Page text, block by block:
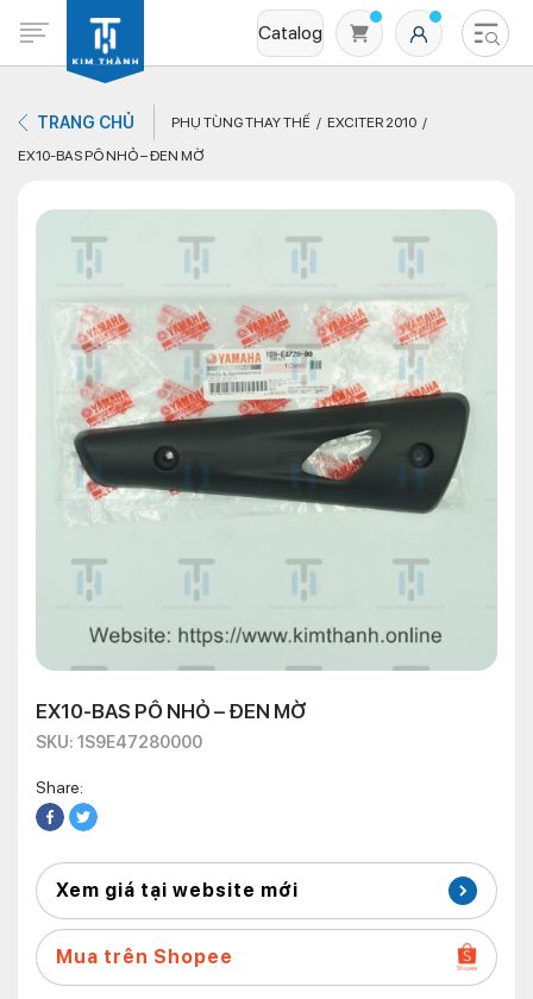
Catalog
Không có sản phẩm nào trong giỏ hàng
TRANG CHỦ PHỤ TÙNG THAY THẾ
EXCITER 2010
EX10-BAS PÔ NHỎ – ĐEN MỜ
EX10-BAS PÔ NHỎ – ĐEN MỜ
SKU: 1S9E47280000
Share:
Xem giá tại website mới
Mua trên Shopee